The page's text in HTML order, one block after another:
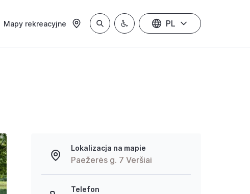
Mapy rekreacyjne PL
Lokalizacja na mapie
Paežerės g. 7 Veršiai
Telefon